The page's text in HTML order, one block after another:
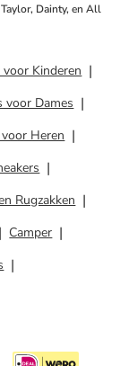
Dainty, en All
voor Kinderen
voor Dames
Heren
Rugzakken
Camper